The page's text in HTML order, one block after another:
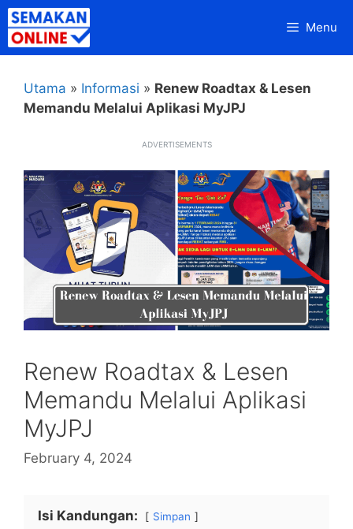
Skip
to
content
Menu
Utama » Informasi » Renew Roadtax & Lesen
Memandu Melalui Aplikasi MyJPJ
ADVERTISEMENTS
Renew Roadtax & Lesen
Memandu Melalui Aplikasi
MyJPJ
February 4, 2024
Isi Kandungan: Simpan